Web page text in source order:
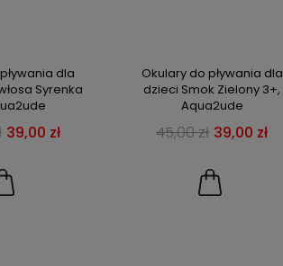
dla
Syrenka
39,00 zł
Okulary do pływania dla
dzieci Smok Zielony 3+,
Aqua2ude
45,00 zł 39,00 zł